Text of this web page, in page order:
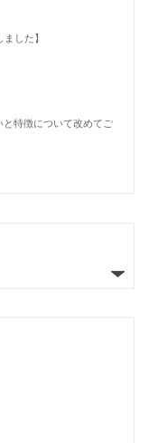
した】
と特徴について改めてご